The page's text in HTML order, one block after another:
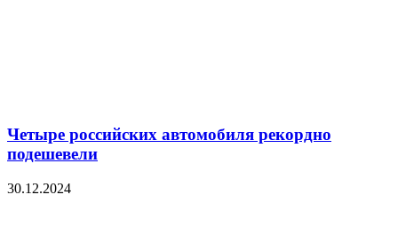
Четыре российских автомобиля рекордно
подешевели
30.12.2024